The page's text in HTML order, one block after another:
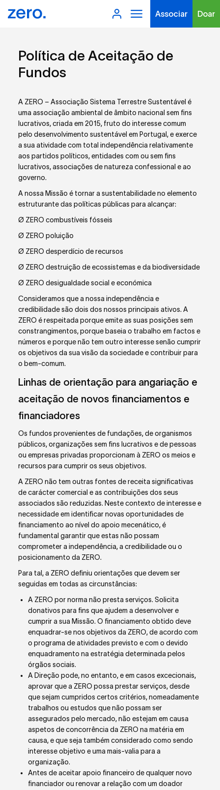
Associar Doar
Tipo de conteúdo
Filtros
Política de Aceitação de
Fundos
A ZERO – Associação Sistema Terrestre Sustentável é
uma associação ambiental de âmbito nacional sem fins
lucrativos, criada em 2015, fruto do interesse comum
pelo desenvolvimento sustentável em Portugal, e exerce
a sua atividade com total independência relativamente
aos partidos políticos, entidades com ou sem fins
lucrativos, associações de natureza confessional e ao
governo.
A nossa Missão é tornar a sustentabilidade no elemento
estruturante das políticas públicas para alcançar:
Ø ZERO combustíveis fósseis
Ø ZERO poluição
Ø ZERO desperdício de recursos
Ø ZERO destruição de ecossistemas e da biodiversidade
Ø ZERO desigualdade social e económica
Consideramos que a nossa independência e
credibilidade são dois dos nossos principais ativos. A
ZERO é respeitada porque emite as suas posições sem
constrangimentos, porque baseia o trabalho em factos e
números e porque não tem outro interesse senão cumprir
os objetivos da sua visão da sociedade e contribuir para
o bem-comum.
Linhas de orientação para angariação e
aceitação de novos financiamentos e
financiadores
Os fundos provenientes de fundações, de organismos
públicos, organizações sem fins lucrativos e de pessoas
ou empresas privadas proporcionam à ZERO os meios e
recursos para cumprir os seus objetivos.
A ZERO não tem outras fontes de receita significativas
de carácter comercial e as contribuições dos seus
associados são reduzidas. Neste contexto de interesse e
necessidade em identificar novas oportunidades de
financiamento ao nível do apoio mecenático, é
fundamental garantir que estas não possam
comprometer a independência, a credibilidade ou o
posicionamento da ZERO.
Para tal, a ZERO definiu orientações que devem ser
seguidas em todas as circunstâncias:
A ZERO por norma não presta serviços. Solicita
donativos para fins que ajudem a desenvolver e
cumprir a sua Missão. O financiamento obtido deve
enquadrar-se nos objetivos da ZERO, de acordo com
o programa de atividades previsto e com o devido
enquadramento na estratégia determinada pelos
órgãos sociais.
A Direção pode, no entanto, e em casos excecionais,
aprovar que a ZERO possa prestar serviços, desde
que sejam cumpridos certos critérios, nomeadamente
trabalhos ou estudos que não possam ser
assegurados pelo mercado, não estejam em causa
aspetos de concorrência da ZERO na matéria em
causa, e que seja também considerado como sendo
interesse objetivo e uma mais-valia para a
organização.
Antes de aceitar apoio financeiro de qualquer novo
financiador ou renovar a relação com um doador